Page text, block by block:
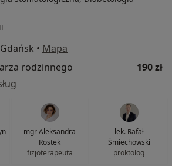
• Mapa
rodzinnego
190 zł
mgr Aleksandra
Rostek
fizjoterapeuta
lek. Rafał
Śmiechowski
proktolog